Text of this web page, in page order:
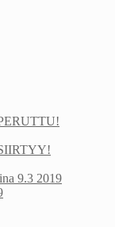
9.3 2019